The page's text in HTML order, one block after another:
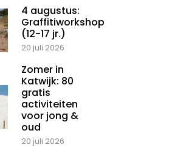
4 augustus:
Graffitiworkshop
(12-17 jr.)
20 juli 2026
Zomer in
Katwijk: 80
gratis
activiteiten
voor jong &
oud
20 juli 2026